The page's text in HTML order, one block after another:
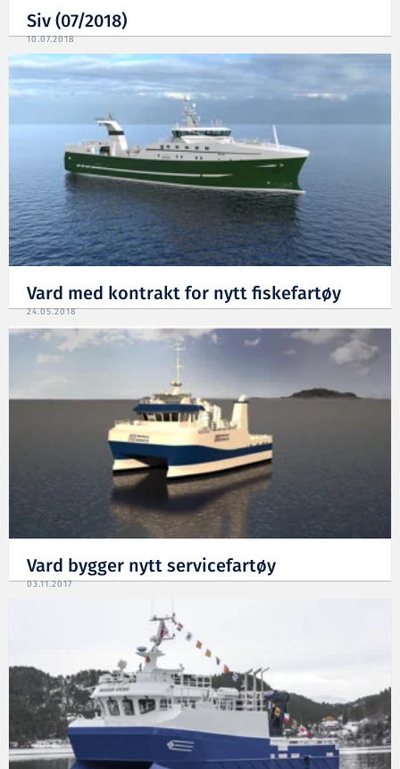
Siv (07/2018)
10.07.2018
Vard med kontrakt for nytt fiskefartøy
24.05.2018
Vard bygger nytt servicefartøy
03.11.2017